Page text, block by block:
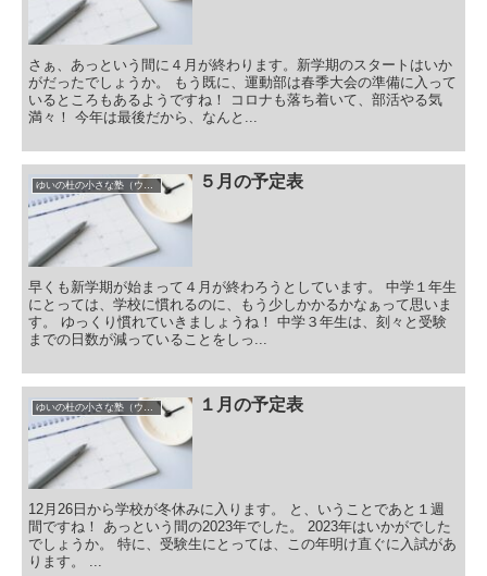
さぁ、あっという間に４月が終わります。新学期のスタートはいか
がだったでしょうか。 もう既に、運動部は春季大会の準備に入って
いるところもあるようですね！ コロナも落ち着いて、部活やる気
満々！ 今年は最後だから、なんと...
５月の予定表
早くも新学期が始まって４月が終わろうとしています。 中学１年生
にとっては、学校に慣れるのに、もう少しかかるかなぁって思いま
す。 ゆっくり慣れていきましょうね！ 中学３年生は、刻々と受験
までの日数が減っていることをしっ...
ゆいの杜の小さな塾（ウィクル）の予定表 １月の予定表
12月26日から学校が冬休みに入ります。 と、いうことであと１週
間ですね！ あっという間の2023年でした。 2023年はいかがでした
でしょうか。 特に、受験生にとっては、この年明け直ぐに入試があ
ります。 ...